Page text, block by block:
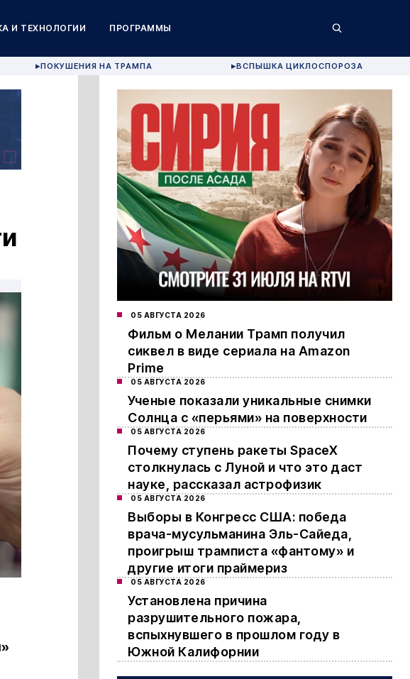
И ТЕХНОЛОГИИ ПРОГРАММЫ
▶ПОКУШЕНИЯ НА ТРАМПА ▶ВСПЫШКА ЦИКЛОСПОРОЗА
05 АВГУСТА 2026
Фильм о Мелании Трамп получил
сиквел в виде сериала на Amazon
Prime
05 АВГУСТА 2026
Ученые показали уникальные снимки
Солнца с «перьями» на поверхности
05 АВГУСТА 2026
Почему ступень ракеты SpaceX
столкнулась с Луной и что это даст
науке, рассказал астрофизик
05 АВГУСТА 2026
Выборы в Конгресс США: победа
врача-мусульманина Эль-Сайеда,
проигрыш трамписта «фантому» и
другие итоги праймериз
05 АВГУСТА 2026
Установлена причина
разрушительного пожара,
вспыхнувшего в прошлом году в
Южной Калифорнии